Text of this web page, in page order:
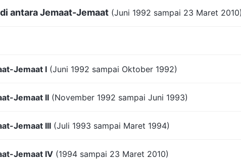
antara Jemaat-Jemaat (Juni 1992 sampai 23 Maret 2010)
Jemaat I (Juni 1992 sampai Oktober 1992)
Jemaat II (November 1992 sampai Juni 1993)
Jemaat III (Juli 1993 sampai Maret 1994)
Jemaat IV (1994 sampai 23 Maret 2010)